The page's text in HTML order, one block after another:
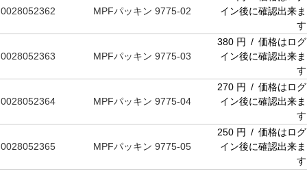
0028052362 MPFパッキン 9775-02
イン後に確認出来ま
す
0028052363 MPFパッキン 9775-03
380 円 / 価格はログ
イン後に確認出来ま
す
0028052364 MPFパッキン 9775-04
270 円 / 価格はログ
イン後に確認出来ま
す
0028052365 MPFパッキン 9775-05
250 円 / 価格はログ
イン後に確認出来ま
す